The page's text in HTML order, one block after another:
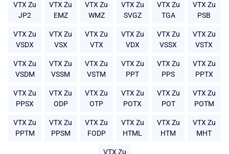
VTX Zu
JP2
VTX Zu
EMZ
VTX Zu
WMZ
VTX Zu
SVGZ
VTX Zu
TGA
VTX Zu
PSB
VTX Zu
VSDX
VTX Zu
VSX
VTX Zu
VTX
VTX Zu
VDX
VTX Zu
VSSX
VTX Zu
VSTX
VTX Zu
VSDM
VTX Zu
VSSM
VTX Zu
VSTM
VTX Zu
PPT
VTX Zu
PPS
VTX Zu
PPTX
VTX Zu
PPSX
VTX Zu
ODP
VTX Zu
OTP
VTX Zu
POTX
VTX Zu
POT
VTX Zu
POTM
VTX Zu
PPTM
VTX Zu
PPSM
VTX Zu
FODP
VTX Zu
HTML
VTX Zu
HTM
VTX Zu
MHT
VTX Zu